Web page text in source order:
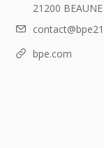
21200 BEAUNE
bpe.com